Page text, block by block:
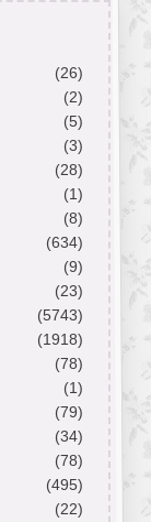
(26)
(2)
(5)
(3)
(28)
(1)
(8)
(634)
(9)
(23)
(5743)
(1918)
(78)
(1)
(79)
(34)
(78)
(495)
(22)